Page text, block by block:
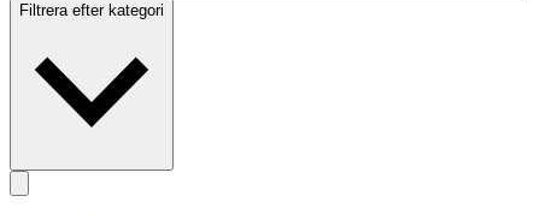
Filtrera efter kategori